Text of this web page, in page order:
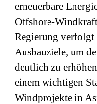
erneuerbare
Offshore-
Regierung
Ausbauziele, um
deutlich zu
einem wichtigen
Windprojekte in